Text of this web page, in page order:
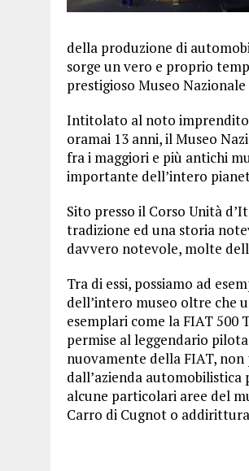
della produzione di
sorge un vero e proprio
prestigioso Museo
Intitolato al noto
oramai 13 anni, il Museo
fra i maggiori e più antichi
importante dell’intero
Sito presso il Corso Unità
tradizione ed una storia
davvero notevole, molte
Tra di essi, possiamo ad
dell’intero museo oltre che
esemplari come la FIAT 500
permise al leggendario
nuovamente della FIAT,
dall’azienda automobilistica
alcune particolari aree del
Carro di Cugnot o